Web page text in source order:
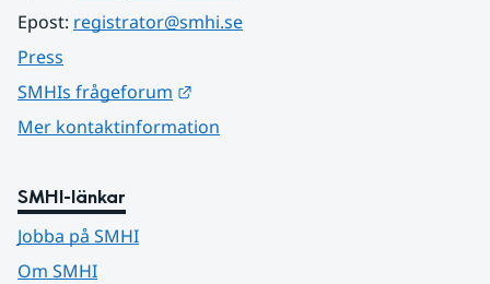
Epost: registrator@smhi.se
Press
SMHIs frågeforum
Mer kontaktinformation
SMHI-länkar
Jobba på SMHI
Om SMHI